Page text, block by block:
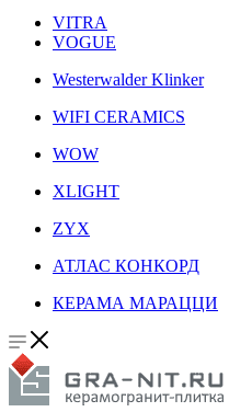
VITRA
VOGUE
Westerwalder Klinker
WIFI CERAMICS
WOW
XLIGHT
ZYX
АТЛАС КОНКОРД
КЕРАМА МАРАЦЦИ